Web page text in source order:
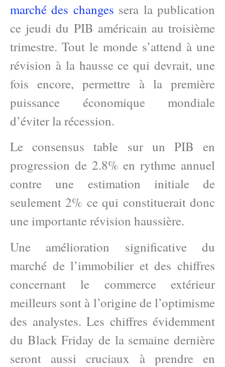
marché des changes sera la publication
ce jeudi du PIB américain au troisième
trimestre. Tout le monde s’attend à une
révision à la hausse ce qui devrait, une
fois encore, permettre à la première
puissance économique mondiale
d’éviter la récession.
Le consensus table sur un PIB en
progression de 2.8% en rythme annuel
contre une estimation initiale de
seulement 2% ce qui constituerait donc
une importante révision haussière.
Une amélioration significative du
marché de l’immobilier et des chiffres
concernant le commerce extérieur
meilleurs sont à l’origine de l’optimisme
des analystes. Les chiffres évidemment
du Black Friday de la semaine dernière
seront aussi cruciaux à prendre en